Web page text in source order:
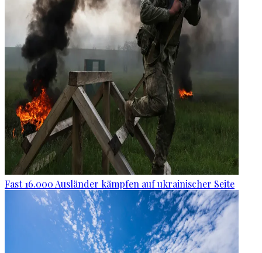
Fast 16.000 Ausländer kämpfen auf ukrainischer Seite